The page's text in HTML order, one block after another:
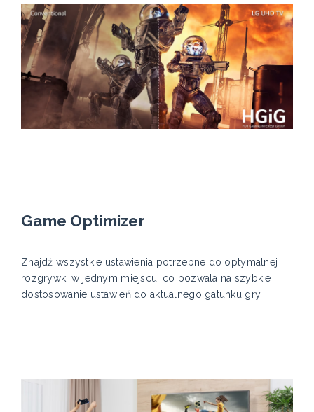
Game Optimizer
Znajdź wszystkie ustawienia potrzebne do optymalnej
rozgrywki w jednym miejscu, co pozwala na szybkie
dostosowanie ustawień do aktualnego gatunku gry.